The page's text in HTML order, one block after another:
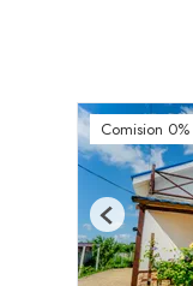
Comision 0%
Previous